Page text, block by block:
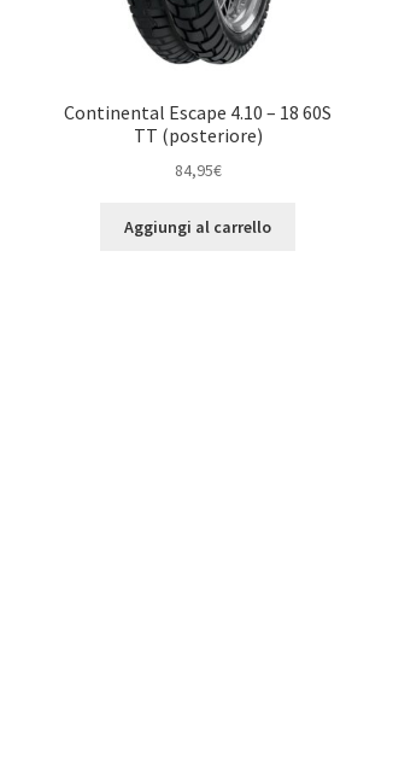
Continental Escape 4.10 – 18 60S
TT (posteriore)
84,95€
Aggiungi al carrello